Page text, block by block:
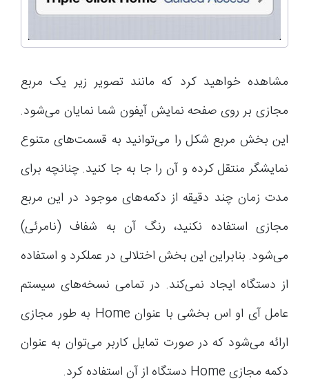
مشاهده خواهید کرد که مانند تصویر زیر یک مربع
مجازی بر روی صفحه نمایش آیفون شما نمایان می‌شود.
این بخش مربع شکل را می‌توانید به قسمت‌های متنوع
نمایشگر منتقل کرده و آن را جا به جا کنید. چنانچه برای
مدت زمان چند دقیقه از دکمه‌های موجود در این مربع
مجازی استفاده نکنید، رنگ آن به شفاف (نامرئی)
می‌شود. بنابراین این بخش اختلالی در عملکرد و استفاده
از دستگاه ایجاد نمی‌کند. در تمامی نسخه‌های سیستم
عامل آی او اس بخشی با عنوان Home به طور مجازی
ارائه می‌شود که در صورت تمایل کاربر می‌توان به عنوان
دکمه مجازی Home دستگاه از آن استفاده کرد.